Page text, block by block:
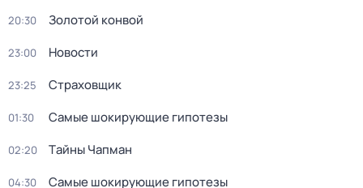
20:30 Золотой конвой
23:00 Новости
23:25 Страховщик
01:30 Самые шoкиpующие гипотезы
02:20 Тaйны Чапман
04:30 Самые шoкиpующие гипотезы